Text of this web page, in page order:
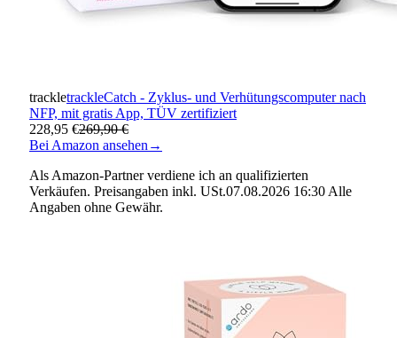
trackletrackleCatch - Zyklus- und Verhütungscomputer nach
NFP, mit gratis App, TÜV zertifiziert
228,95 €269,90 €
Bei Amazon ansehen →
Als Amazon-Partner verdiene ich an qualifizierten
Verkäufen. Preisangaben inkl. USt.07.08.2026 16:30 Alle
Angaben ohne Gewähr.